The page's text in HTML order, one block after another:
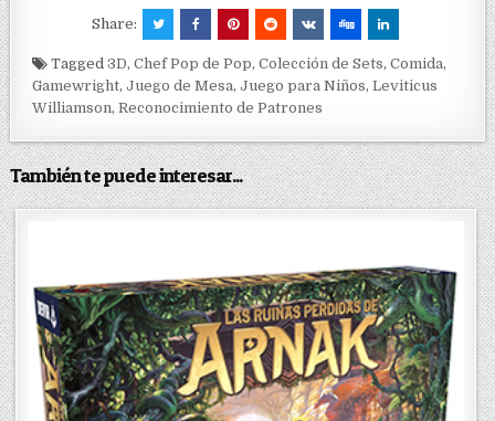
Share:
Tagged3D,Chef Pop de Pop,Colección de Sets,Comida,
Gamewright,Juego de Mesa,Juego para Niños,Leviticus
Williamson,Reconocimiento de Patrones
También te puede interesar...